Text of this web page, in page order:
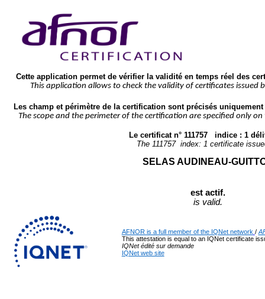
Cette application permet de vérifier la validité en temps réel des
This application allows to check the validity of certificates issued
Les champ et périmètre de la certification sont précisés
The scope and the perimeter of the certification are specified only
Le certificat n° 111757
   indice :
1
The 111757
  index:
1 certificate
SELAS AUDINEAU-
est actif.
is valid.
AFNOR is a full member of the IQNet network /
This attestation is equal to an IQNet certificate
IQNet édité sur demande
IQNet web site